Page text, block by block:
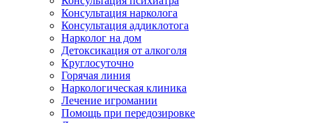
Консультация нарколога
Консультация аддиклотога
Нарколог на дом
Детоксикация от алкоголя
Круглосуточно
Горячая линия
Наркологическая клиника
Лечение игромании
Помощь при передозировке